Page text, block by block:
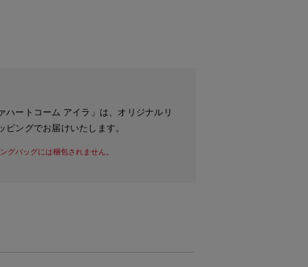
ハートコーム アイラ」は、オリジナルリ
ピングでお届けいたします。
グバッグには梱包されません。